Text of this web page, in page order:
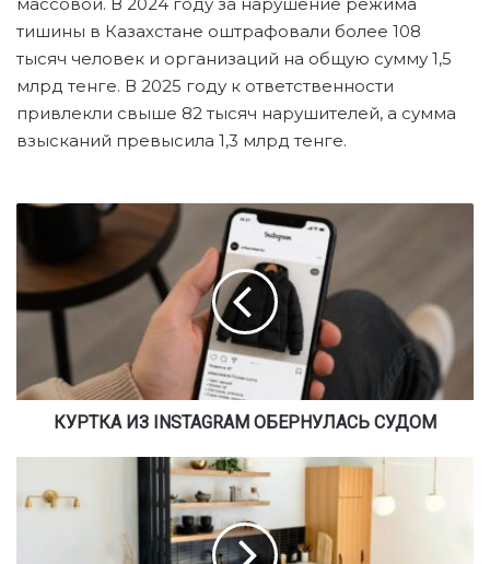
тишины в Казахстане оштрафовали более 108
тысяч человек и организаций на общую сумму 1,5
млрд тенге. В 2025 году к ответственности
привлекли свыше 82 тысяч нарушителей, а сумма
взысканий превысила 1,3 млрд тенге.
У
Р
К
I
G
КУРТКА ИЗ INSTAGRAM ОБЕРНУЛАСЬ СУДОМ
О